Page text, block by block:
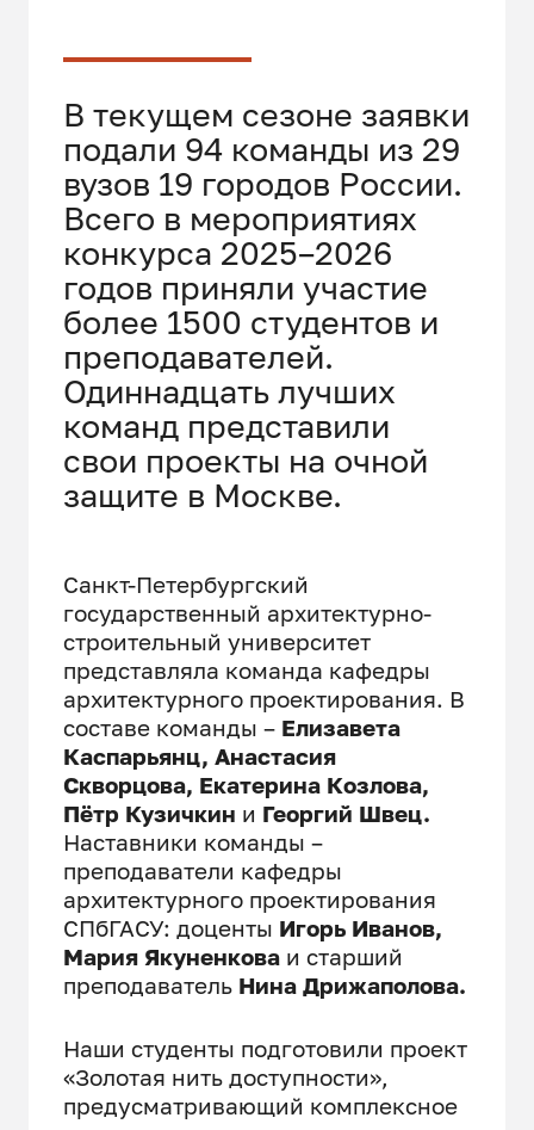
В текущем сезоне заявки
подали 94 команды из 29
вузов 19 городов России.
Всего в мероприятиях
конкурса 2025–2026
годов приняли участие
более 1500 студентов и
преподавателей.
Одиннадцать лучших
команд представили
свои проекты на очной
защите в Москве.
Санкт-Петербургский
государственный архитектурно-
строительный университет
представляла команда кафедры
архитектурного проектирования. В
составе команды – Елизавета
Каспарьянц, Анастасия
Скворцова, Екатерина Козлова,
Пётр Кузичкин и Георгий Швец.
Наставники команды –
преподаватели кафедры
архитектурного проектирования
СПбГАСУ: доценты Игорь Иванов,
Мария Якуненкова и старший
преподаватель Нина Дрижаполова.
Наши студенты подготовили проект
«Золотая нить доступности»,
предусматривающий комплексное